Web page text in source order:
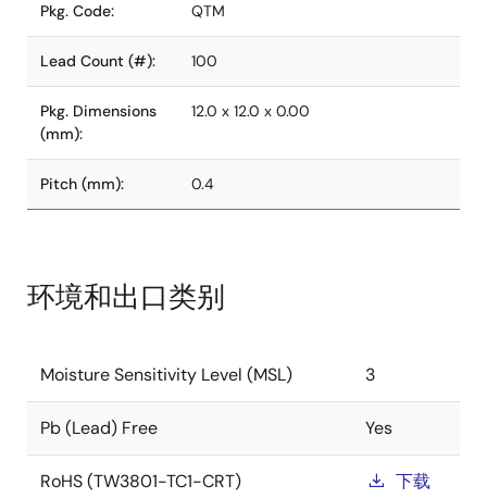
Pkg. Code: QTM
Lead Count (#): 100
Pkg. Dimensions
(mm):
12.0 x 12.0 x 0.00
Pitch (mm): 0.4
环境和出口类别
Moisture Sensitivity Level (MSL) 3
Pb (Lead) Free Yes
RoHS (TW3801-TC1-CRT) 下载